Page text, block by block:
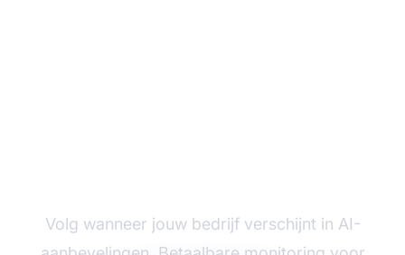
Volg wanneer jouw bedrijf verschijnt in AI-